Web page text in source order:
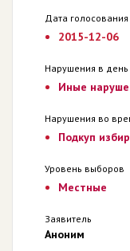
Дата голосования
2015-12-06
Нарушения в день
Иные
Нарушения во
Подкуп
Уровень выборов
Местные
Заявитель
Аноним